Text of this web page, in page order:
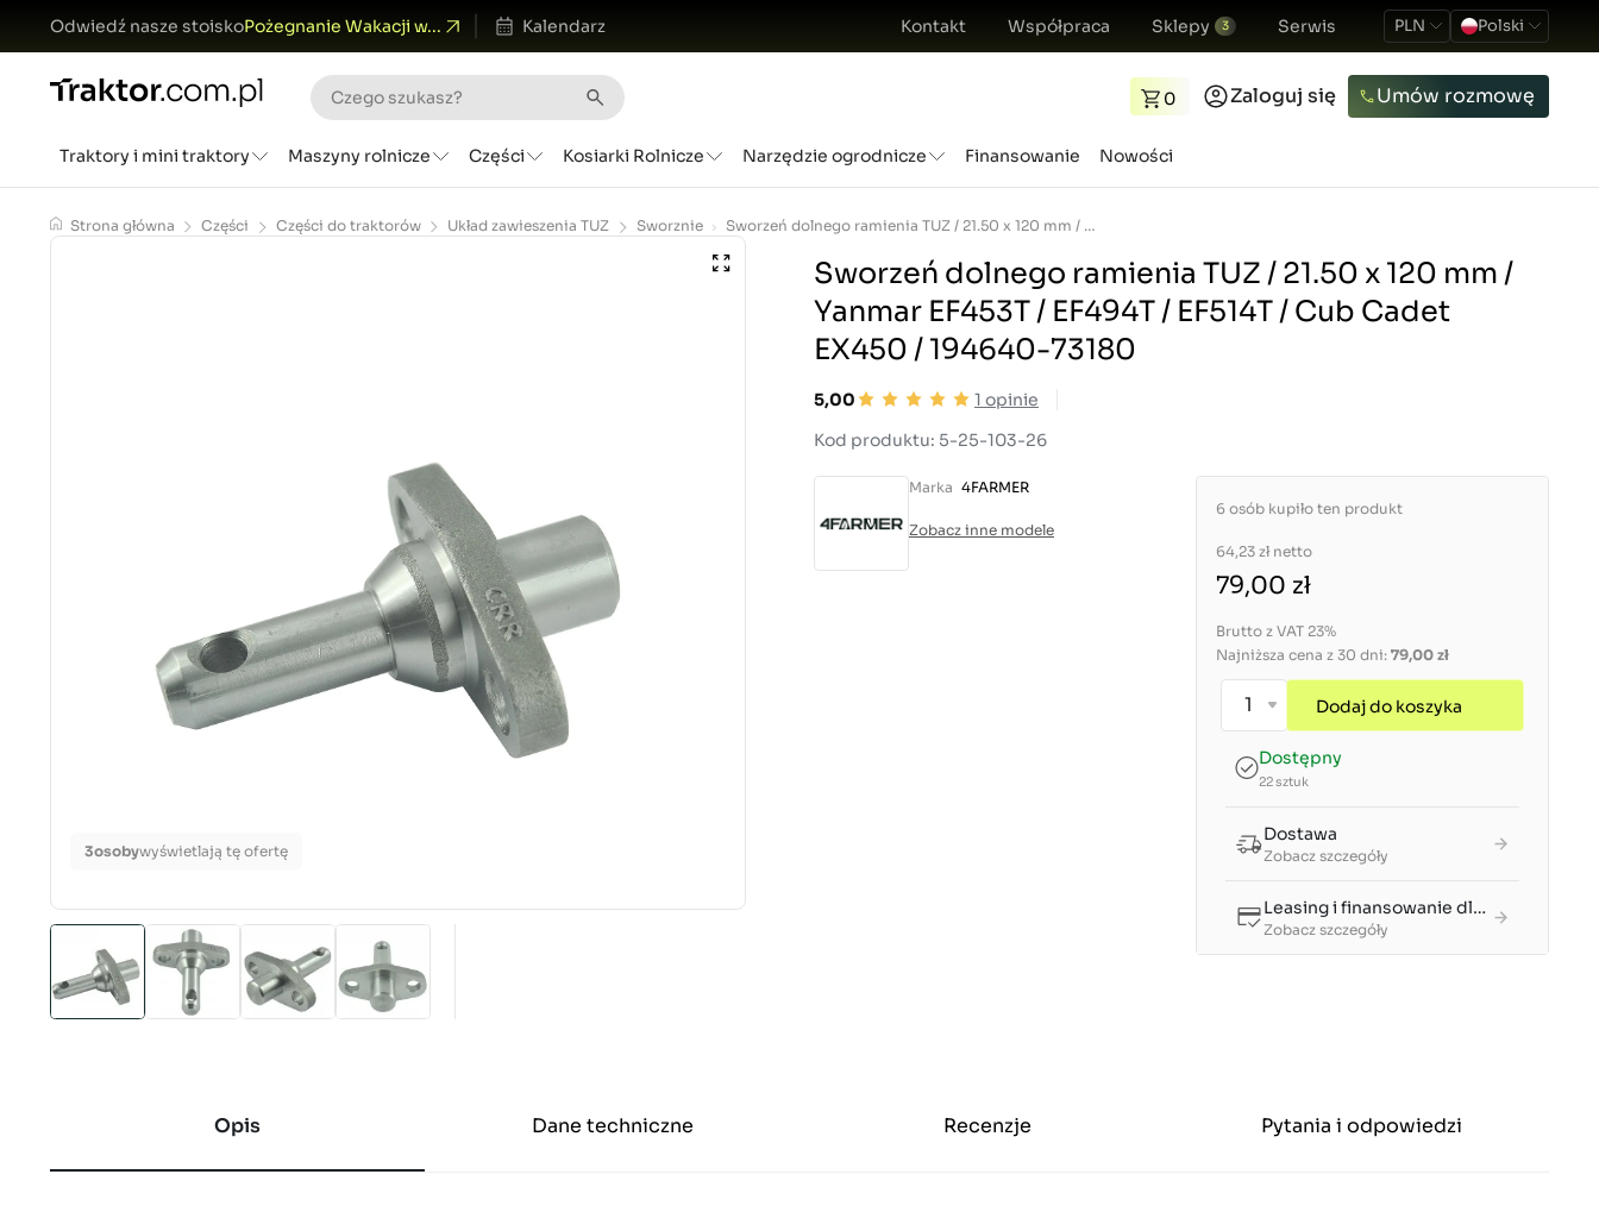
Odwiedź nasze stoiskoPożegnanie Wakacji w... Kalendarz Kontakt Współpraca Sklepy 3 Serwis PLN Polski
0 Zaloguj się Umów rozmowę
Traktory i mini traktory Maszyny rolnicze Części Kosiarki Rolnicze Narzędzie ogrodnicze Finansowanie Nowości
Strona główna Części Części do traktorów Układ zawieszenia TUZ Sworznie Sworzeń dolnego ramienia TUZ / 21.50 x 120 mm / Yanmar EF453T / EF494T / EF514T / Cub Cadet EX450 / 194640-73180
3osobywyświetlają tę ofertę
Sworzeń dolnego ramienia TUZ / 21.50 x 120 mm /
Yanmar EF453T / EF494T / EF514T / Cub Cadet
EX450 / 194640-73180
5,00 1 opinie
Kod produktu: 5-25-103-26
Marka 4FARMER
Zobacz inne modele
6 osób kupiło ten produkt
64,23 zł netto
79,00 zł
Brutto z VAT 23%
Najniższa cena z 30 dni: 79,00 zł
Dodaj do koszyka
Dostępny
22 sztuk
Dostawa
Zobacz szczegóły
Leasing i finansowanie dla firm
Zobacz szczegóły
Opis Dane techniczne Recenzje Pytania i odpowiedzi